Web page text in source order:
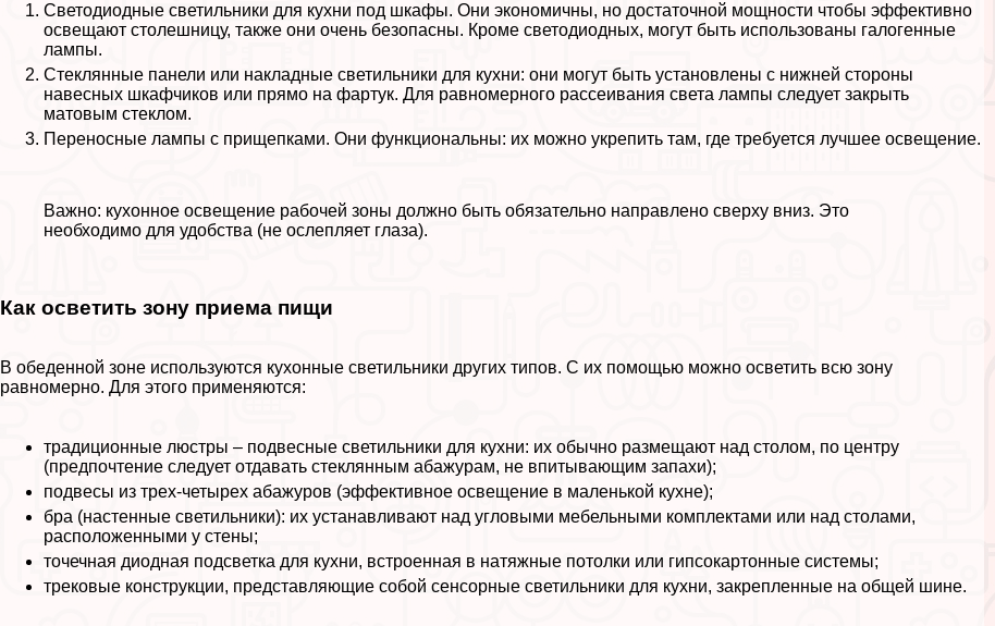
Светодиодные светильники для кухни под шкафы. Они экономичны, но достаточной мощности чтобы эффективно
освещают столешницу, также они очень безопасны. Кроме светодиодных, могут быть использованы галогенные
лампы.
Стеклянные панели или накладные светильники для кухни: они могут быть установлены с нижней стороны
навесных шкафчиков или прямо на фартук. Для равномерного рассеивания света лампы следует закрыть
матовым стеклом.
Переносные лампы с прищепками. Они функциональны: их можно укрепить там, где требуется лучшее освещение.
Важно: кухонное освещение рабочей зоны должно быть обязательно направлено сверху вниз. Это
необходимо для удобства (не ослепляет глаза).
Как осветить зону приема пищи
В обеденной зоне используются кухонные светильники других типов. С их помощью можно осветить всю зону
равномерно. Для этого применяются:
традиционные люстры – подвесные светильники для кухни: их обычно размещают над столом, по центру
(предпочтение следует отдавать стеклянным абажурам, не впитывающим запахи);
подвесы из трех-четырех абажуров (эффективное освещение в маленькой кухне);
бра (настенные светильники): их устанавливают над угловыми мебельными комплектами или над столами,
расположенными у стены;
точечная диодная подсветка для кухни, встроенная в натяжные потолки или гипсокартонные системы;
трековые конструкции, представляющие собой сенсорные светильники для кухни, закрепленные на общей шине.